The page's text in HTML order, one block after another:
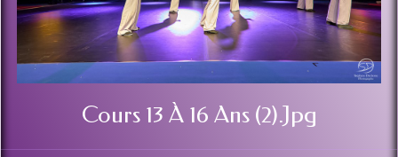
Cours 13 À 16 Ans (2).jpg